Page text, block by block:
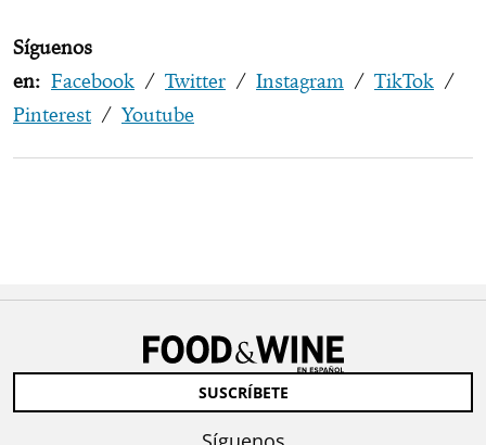
Síguenos
en: Facebook / Twitter / Instagram / TikTok /
Pinterest / Youtube
SUSCRÍBETE